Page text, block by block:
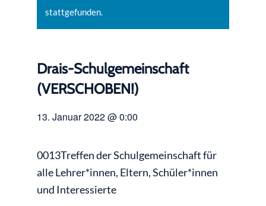
stattgefunden.
Drais-Schulgemeinschaft
(VERSCHOBEN!)
13. Januar 2022 @ 0:00
0013Treffen der Schulgemeinschaft für
alle Lehrer*innen, Eltern, Schüler*innen
und Interessierte